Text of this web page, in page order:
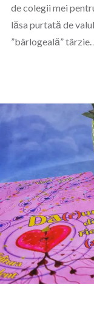
de colegii mei
lăsa purtată de
”bârlogeală”